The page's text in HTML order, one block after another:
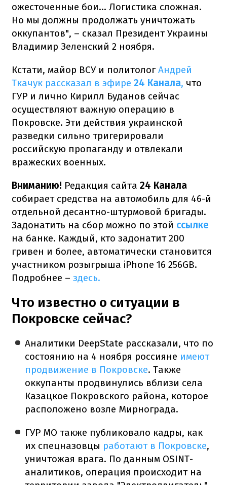
ожесточенные бои... Логистика сложная.
Но мы должны продолжать уничтожать
оккупантов", – сказал Президент Украины
Владимир Зеленский 2 ноября.
Кстати, майор ВСУ и политологАндрей
Ткачук рассказал в эфире 24 Канала, что
ГУР и лично Кирилл Буданов сейчас
осуществляют важную операцию в
Покровске. Эти действия украинской
разведки сильно тригерировали
российскую пропаганду и отвлекали
вражеских военных.
Вниманию! Редакция сайта 24 Канала
собирает средства на автомобиль для 46-й
отдельной десантно-штурмовой бригады.
Задонатить на сбор можно по этой ссылке
на банке. Каждый, кто задонатит 200
гривен и более, автоматически становится
участником розыгрыша iPhone 16 256GB.
Подробнее – здесь.
Что известно о ситуации в
Покровске сейчас?
Аналитики DeepState рассказали, что по
состоянию на 4 ноября россияне имеют
продвижение в Покровске. Также
оккупанты продвинулись вблизи села
Казацкое Покровского района, которое
расположено возле Мирнограда.
ГУР МО также публиковало кадры, как
их спецназовцы работают в Покровске,
уничтожая врага. По данным OSINT-
аналитиков, операция происходит на